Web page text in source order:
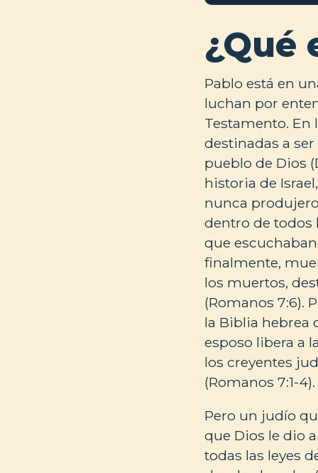
¿Qué
Pablo está en
luchan por
Testamento. En
destinadas a
pueblo de Dios
historia de
nunca
dentro de todos
que
finalmente,
los muertos,
(Romanos 7:6).
la Biblia hebrea
esposo libera a
los creyentes
(Romanos 7:1-4).
Pero un judío
que Dios le dio
todas las leyes